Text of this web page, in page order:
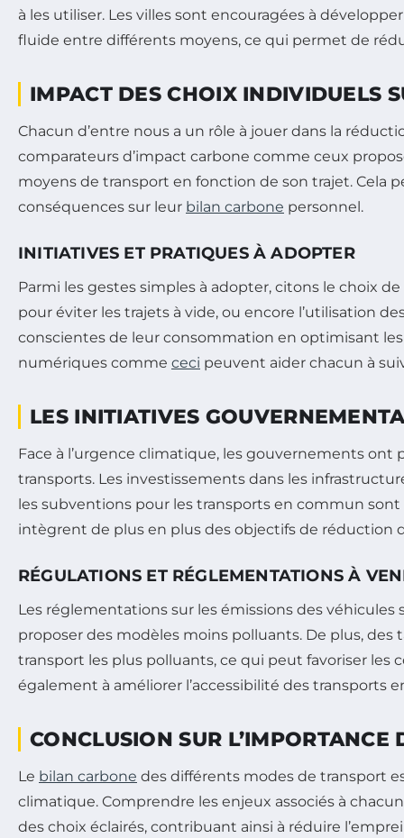
à les utiliser. Les villes sont encouragées à
fluide entre différents moyens, ce qui permet de
IMPACT DES CHOIX INDIVIDUELS
Chacun d’entre nous a un rôle à jouer dans la
comparateurs d’impact carbone comme ceux
moyens de transport en fonction de son trajet. Cela
conséquences sur leur bilan carbone personnel.
INITIATIVES ET PRATIQUES À ADOPTER
Parmi les gestes simples à adopter, citons le choix
pour éviter les trajets à vide, ou encore l’utilisation
conscientes de leur consommation en optimisant
numériques comme ceci peuvent aider chacun à
LES INITIATIVES
Face à l’urgence climatique, les gouvernements
transports. Les investissements dans les
les subventions pour les transports en commun
intègrent de plus en plus des objectifs de réduction
RÉGULATIONS ET RÉGLEMENTATIONS À
Les réglementations sur les émissions des
proposer des modèles moins polluants. De plus,
transport les plus polluants, ce qui peut favoriser
également à améliorer l’accessibilité des transports
CONCLUSION SUR
Le bilan carbone des différents modes de transport
climatique. Comprendre les enjeux associés à
des choix éclairés, contribuant ainsi à réduire